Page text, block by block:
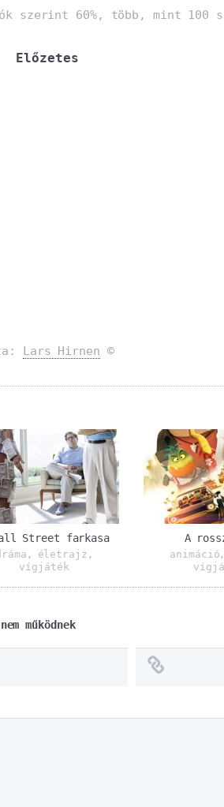
szerint 60%, több, mint 100
Előzetes
Lars Hirnen ©
Street farkasa
, életrajz ,
vígjáték
A
animáció
működnek